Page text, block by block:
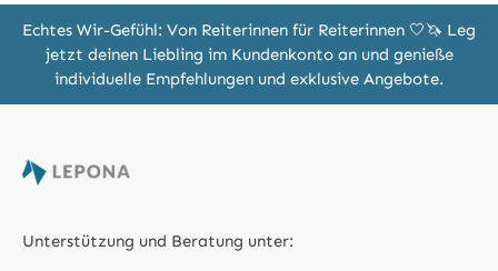
Echtes Wir-Gefühl: Von Reiterinnen für Reiterinnen 🤍🦄 Leg
jetzt deinen Liebling im Kundenkonto an und genieße
individuelle Empfehlungen und exklusive Angebote.
Unterstützung und Beratung unter: